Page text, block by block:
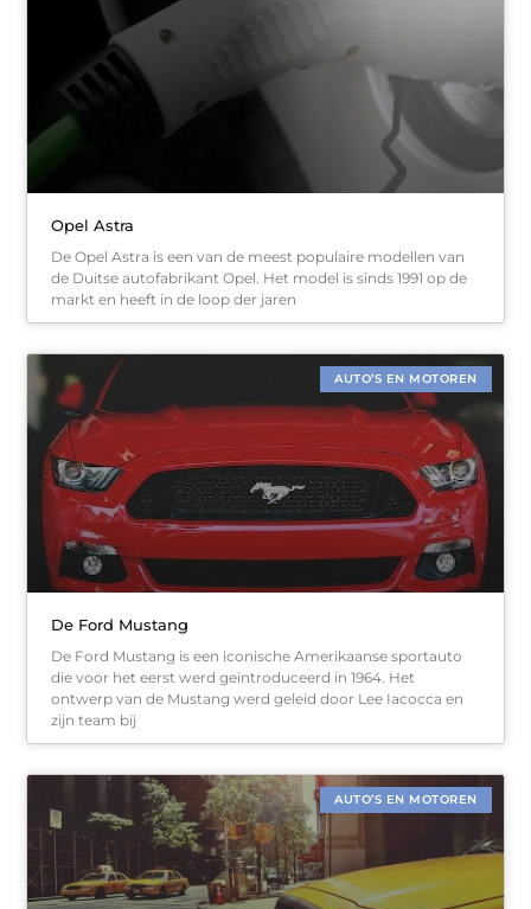
Opel Astra
De Opel Astra is een van de meest populaire modellen van
de Duitse autofabrikant Opel. Het model is sinds 1991 op de
markt en heeft in de loop der jaren
AUTO’S EN MOTOREN
De Ford Mustang
De Ford Mustang is een iconische Amerikaanse sportauto
die voor het eerst werd geïntroduceerd in 1964. Het
ontwerp van de Mustang werd geleid door Lee Iacocca en
zijn team bij
AUTO’S EN MOTOREN